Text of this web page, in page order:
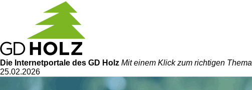
Die Internetportale des GD Holz Mit einem Klick zum richtigen Thema
25.02.2026